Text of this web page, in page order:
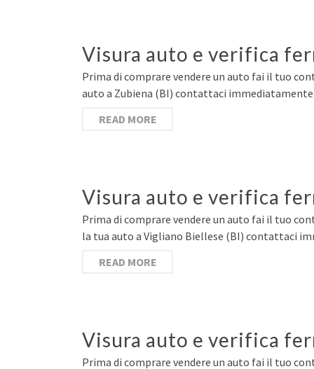
Visura auto e verifica
Prima di comprare vendere un auto fai il tuo
auto a Zubiena (BI) contattaci
READ MORE
Visura auto e verifica
Prima di comprare vendere un auto fai il tuo
la tua auto a Vigliano Biellese (BI) contattaci
READ MORE
Visura auto e verifica
Prima di comprare vendere un auto fai il tuo